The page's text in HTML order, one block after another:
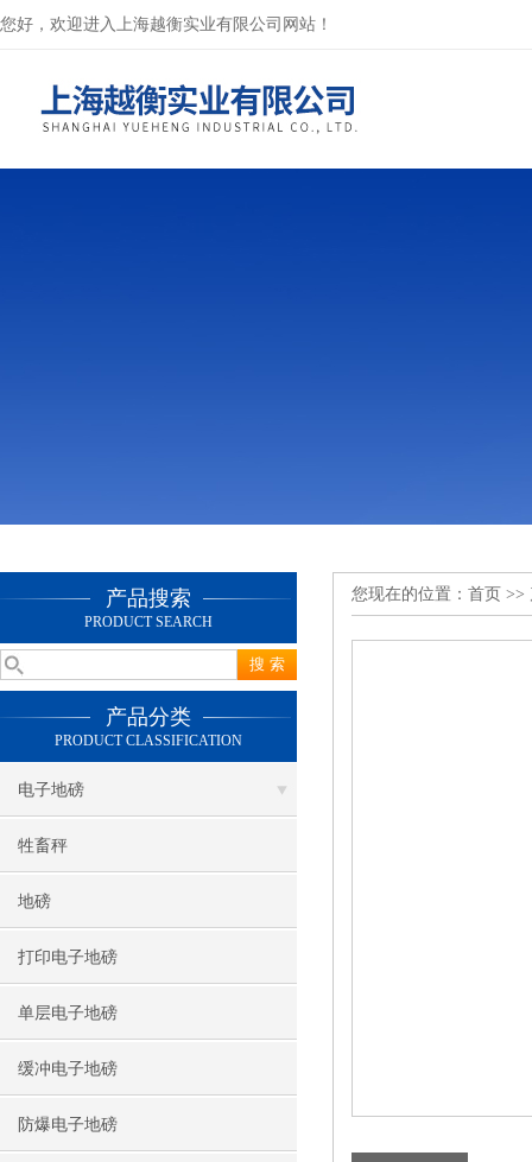
您好，欢迎进入上海越衡实业有限公司网站！
产品搜索
PRODUCT SEARCH
产品分类
PRODUCT CLASSIFICATION
电子地磅
牲畜秤
地磅
打印电子地磅
单层电子地磅
缓冲电子地磅
防爆电子地磅
您现在的位置： 首页 >>